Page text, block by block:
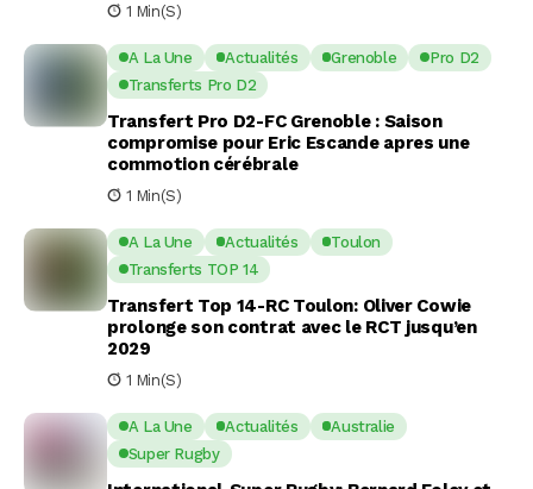
1 Min(s)
A La Une Actualités Grenoble
Pro D2
Transferts Pro D2
Transfert Pro D2-FC Grenoble : Saison
compromise pour Eric Escande apres une
commotion cérébrale
1 Min(s)
A La Une Actualités
Toulon
Transferts TOP 14
Transfert Top 14-RC Toulon: Oliver Cowie
prolonge son contrat avec le RCT jusqu’en
2029
1 Min(s)
A La Une Actualités
Australie
Super Rugby